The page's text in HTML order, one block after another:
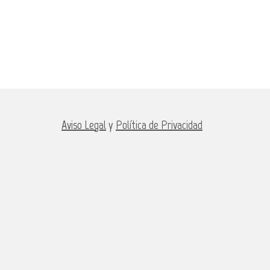
Aviso Legaly Política de Privacidad